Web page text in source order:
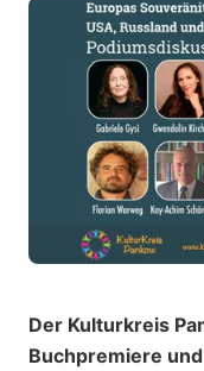
Der Kulturkreis
Buchpremiere